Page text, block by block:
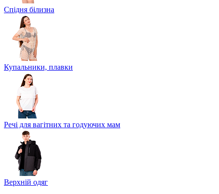
Спідня білизна
Купальники, плавки
Речі для вагітних та годуючих мам
Верхній одяг